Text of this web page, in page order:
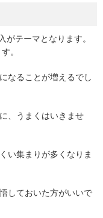
テーマとなります。
。
なることが増えるでし
、うまくはいきませ
い集まりが多くなりま
しておいた方がいいで